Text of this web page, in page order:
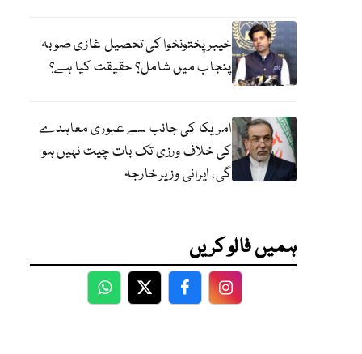
خیبر پختونخوا کی تحصیل غازی صوبہ
پنجاب میں شامل؟ حقیقت کیا ہے؟
امریکا کی جانب سے عبوری معاہدے
کی خلاف ورزی تک بات چیت نہیں ہو
گی، ایرانی وزیر خارجہ
ہمیں فالو کریں
WhatsApp
TwitterFacebookFacebook